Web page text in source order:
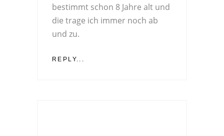
bestimmt schon 8 Jahre alt und
die trage ich immer noch ab
und zu.
REPLY...